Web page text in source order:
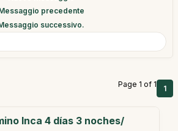
precedente
successivo.
Page 1 of 1 1
Inca 4 días 3 noches/